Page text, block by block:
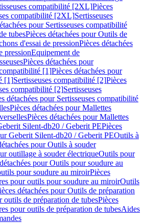
compatibilité [2XL]Pièces
compatibilité [2XL]Sertisseuses
pour Sertisseuses compatibilité
tubesPièces détachées pour Outils de
d'essai de pressionPièces détachées
pressionEquipement de
Pièces détachées pour
[1]Pièces détachées pour
[1]Sertisseuses compatibilité [2]Pièces
compatibilité [2]Sertisseuses
détachées pour Sertisseuses compatibilité
Pièces détachées pour Mallettes
Pièces détachées pour Mallettes
Silent-db20 / Geberit PEPièces
Geberit Silent-db20 / Geberit PEOutils à
pour Outils à souder
outillage à souder électriqueOutils pour
pour Outils pour soudure au
pour soudure au miroirPièces
pour outils pour soudure au miroirOutils
détachées pour Outils de préparation
outils de préparation de tubesPièces
pour outils de préparation de tubesAides